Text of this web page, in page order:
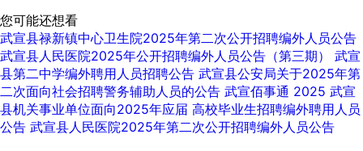
您可能还想看
武宣县禄新镇中心卫生院2025年第二次公开招聘编外人员公告
武宣县人民医院2025年公开招聘编外人员公告（第三期） 武宣
县第二中学编外聘用人员招聘公告 武宣县公安局关于2025年第
二次面向社会招聘警务辅助人员的公告 武宣佰事通 2025 武宣
县机关事业单位面向2025年应届 高校毕业生招聘编外聘用人员
公告 武宣县人民医院2025年第二次公开招聘编外人员公告